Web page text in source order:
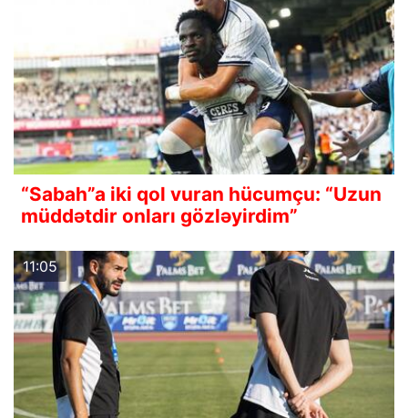
“Sabah”a iki qol vuran hücumçu: “Uzun
müddətdir onları gözləyirdim”
11:05